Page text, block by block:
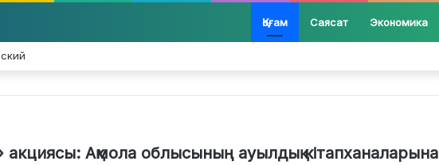
Қоғам Саясат Экономика
акциясы: Ақмола облысының ауылдық кітапханаларына